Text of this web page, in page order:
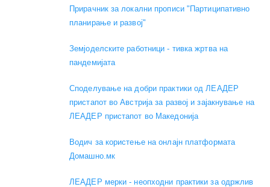
Прирачник за локални прописи "Партиципативно
планирање и развој"
Земјоделските работници - тивка жртва на
пандемијата
Споделување на добри практики од ЛЕАДЕР
пристапот во Австрија за развој и зајакнување на
ЛЕАДЕР пристапот во Македонија
Водич за користење на онлајн платформата
Домашно.мк
ЛЕАДЕР мерки - неопходни практики за одржлив